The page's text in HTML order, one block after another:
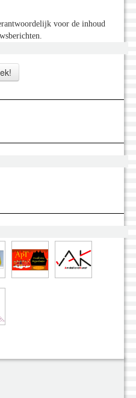
voor de inhoud